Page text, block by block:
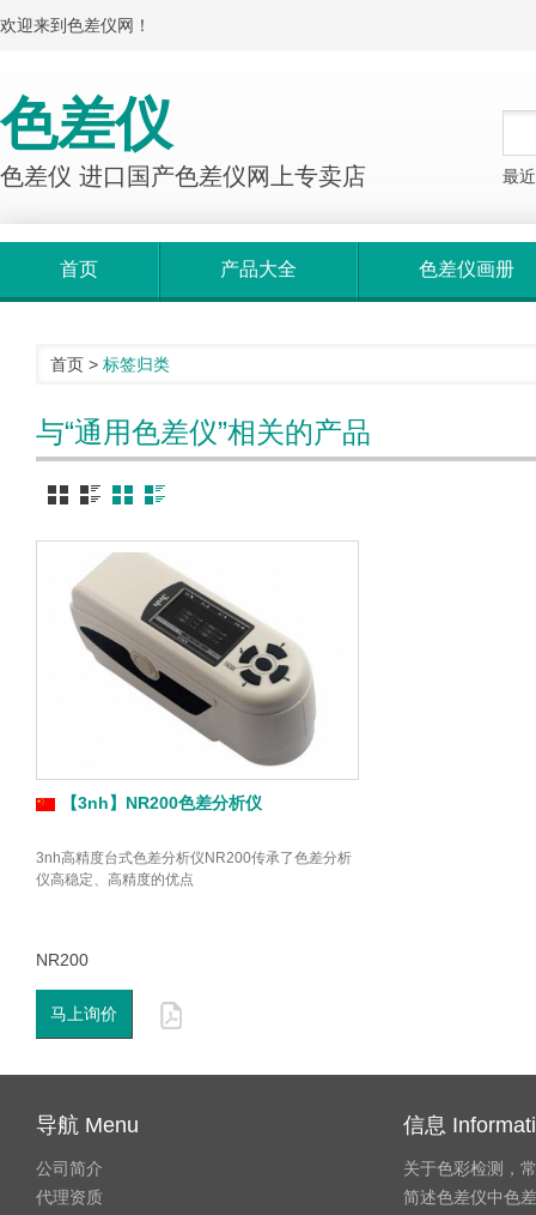
欢迎来到色差仪网！
色差仪
色差仪 进口国产色差仪网上专卖店 最
首页 产品大全 色差仪画册
首页 > 标签归类
与“通用色差仪”相关的产品
【3nh】NR200色差分析仪
3nh高精度台式色差分析仪NR200传承了色差分析
仪高稳定、高精度的优点
NR200
马上询价
导航 Menu
公司简介
代理资质
信息
关于色彩检测，
简述色差仪中色